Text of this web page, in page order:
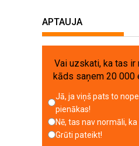
APTAUJA
Vai uzskati, ka tas ir
kāds saņem 20 000
Jā, ja viņš pats to
pienākas!
Nē, tas nav normāli,
Grūti pateikt!